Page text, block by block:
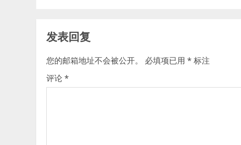
发表回复
您的邮箱地址不会被公开。 必填项已用 * 标注
评论*